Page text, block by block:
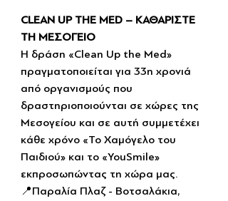
CLEAN UP THE MED – ΚΑΘΑΡΙΣΤΕ
ΤΗ ΜΕΣΟΓΕΙΟ
Η δράση «Clean Up the Med»
πραγματοποιείται για 33η χρονιά
από οργανισμούς που
δραστηριοποιούνται σε χώρες της
Μεσογείου και σε αυτή συμμετέχει
κάθε χρόνο «Το Χαμόγελο του
Παιδιού» και το «YouSmile»
εκπροσωπώντας τη χώρα μας.
📍Παραλία Πλαζ - Βοτσαλάκια,